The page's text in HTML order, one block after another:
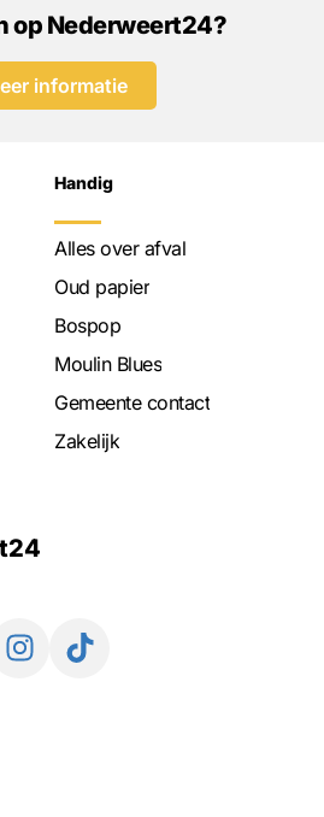
op Nederweert24?
informatie
Handig
Alles over afval
Oud papier
Bospop
Moulin Blues
Gemeente contact
Zakelijk